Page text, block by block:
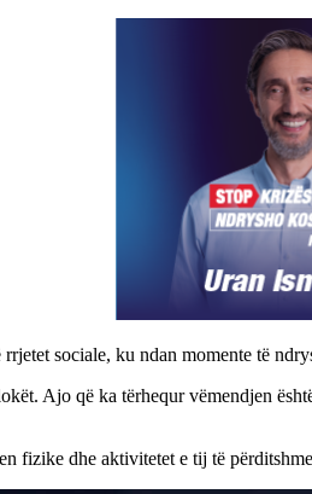
sociale, ku ndan momente të
Ajo që ka tërhequr vëmendjen
fizike dhe aktivitetet e tij të